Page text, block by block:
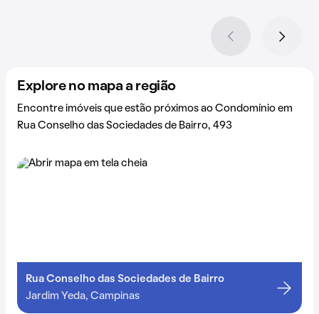
Explore no mapa a região
Encontre imóveis que estão próximos ao Condomínio em
Rua Conselho das Sociedades de Bairro, 493
Rua Conselho das Sociedades de Bairro
Jardim Yeda, Campinas